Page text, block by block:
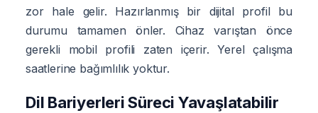
zor hale gelir. Hazırlanmış bir dijital profil bu
durumu tamamen önler. Cihaz varıştan önce
gerekli mobil profili zaten içerir. Yerel çalışma
saatlerine bağımlılık yoktur.
Dil Bariyerleri Süreci Yavaşlatabilir